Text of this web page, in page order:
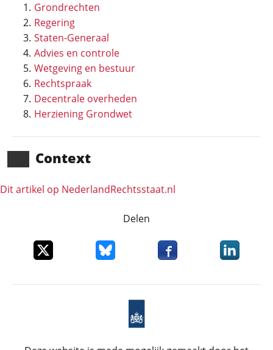
Grondrechten
Regering
Staten-Generaal
Advies en controle
Wetgeving en bestuur
Rechtspraak
Decentrale overheden
Herziening Grondwet
Context
Dit artikel op NederlandRechts­staat.nl
Delen
Deel dit item op XDeel dit item op Bluesky
Deel dit item opDeel dit